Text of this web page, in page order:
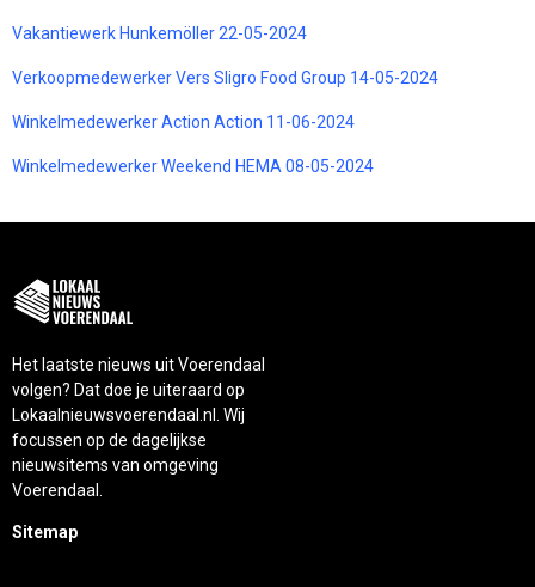
Vakantiewerk Hunkemöller 22-05-2024
Verkoopmedewerker Vers Sligro Food Group 14-05-2024
Winkelmedewerker Action Action 11-06-2024
Winkelmedewerker Weekend HEMA 08-05-2024
Het laatste nieuws uit Voerendaal
volgen? Dat doe je uiteraard op
Lokaalnieuwsvoerendaal.nl. Wij
focussen op de dagelijkse
nieuwsitems van omgeving
Voerendaal.
Sitemap